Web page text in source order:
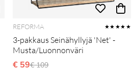
REFORMA ★★★★★
3-pakkaus Seinähyllyjä 'Net' -
Musta/Luonnonväri
€ 59Normaali hinta
€ 109